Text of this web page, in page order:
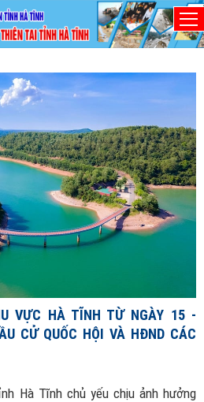
VỰC HÀ TĨNH TỪ NGÀY 15 -
CỬ QUỐC HỘI VÀ HĐND CÁC
Hà Tĩnh chủ yếu chịu ảnh hưởng